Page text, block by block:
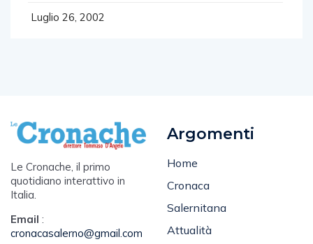
Luglio 26, 2002
Le Cronache, il primo
quotidiano interattivo in
Italia.
Email :
cronacasalerno@gmail.com
Argomenti
Home
Cronaca
Salernitana
Attualità